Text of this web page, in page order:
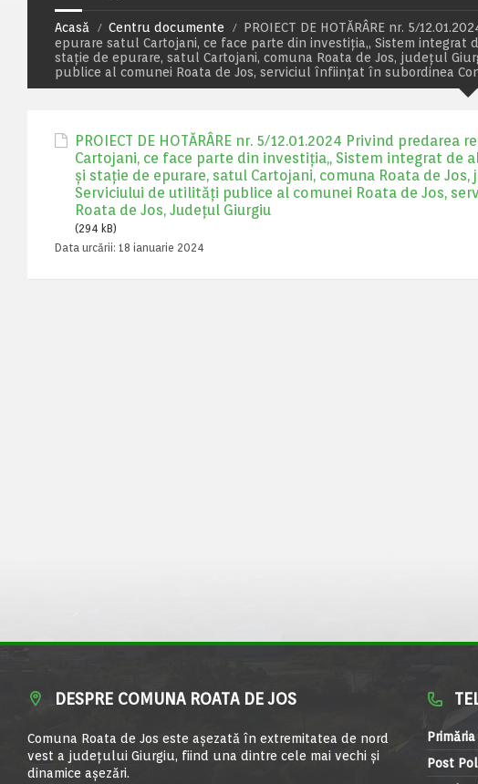
Acasă Centru documente
PROIECT DE HOTĂRÂRE nr. 5/
epurare satul Cartojani, ce face parte din investiția,, Sistem integrat
stație de epurare, satul Cartojani, comuna Roata de Jos, județul
publice al comunei Roata de Jos, serviciul înființat în subordinea
PROIECT DE HOTĂRÂRE nr. 5/12.01.2024 Privind
Cartojani, ce face parte din investiția,, Sistem integrat de
și stație de epurare, satul Cartojani, comuna Roata de
Serviciului de utilități publice al comunei Roata de Jos,
Roata de Jos, Județul Giurgiu
(294 kB)
Data urcării: 18 ianuarie 2024
DESPRE COMUNA ROATA DE JOS
Comuna Roata de Jos este aşezată în extremitatea de nord
vest a judeţului Giurgiu, fiind una dintre cele mai vechi şi
dinamice aşezări.
Post